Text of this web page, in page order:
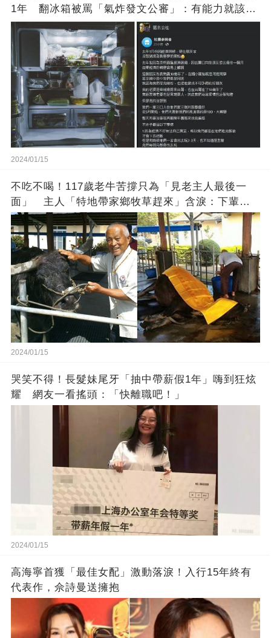
1年 翻冰箱被罵「氣炸發文公審」：有能力就該大
方
2024/01/15
不吃不喝！117歲老牛苦撐只為「見老主人最後一
面」 主人「特地帶家鄉牧草趕來」含淚：下輩子
找個好人家
2024/01/15
哭笑不得！長髮妹尾牙「抽中帶薪假1年」嗨到狂炫
耀 網友一看搖頭：「快離職吧！」
2024/01/15
高海寧首獲「最佳女配」激動落淚！入行15年終有
代表作，佘詩曼送擁抱